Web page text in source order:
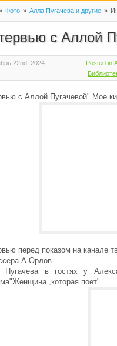
Фото » Алла Пугачева и другие »
с Аллой
22nd, 2024 Posted in
с Аллой Пугачевой" Мое
перед показом на канале
А.Орлов
Пугачева в гостях у
,которая поет"